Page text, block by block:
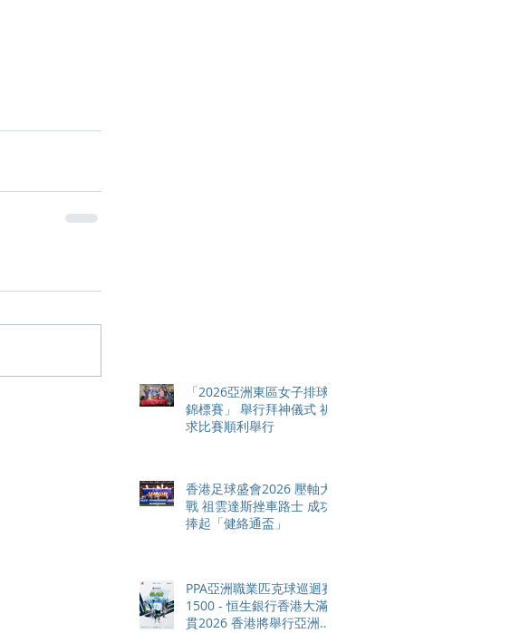
「2026亞洲東區女子排球
錦標賽」 舉行拜神儀式 祈
求比賽順利舉行
香港足球盛會2026 壓軸大
戰 祖雲達斯挫車路士 成功
捧起「健絡通盃」
PPA亞洲職業匹克球巡迴賽
1500 - 恒生銀行香港大滿
貫2026 香港將舉行亞洲首